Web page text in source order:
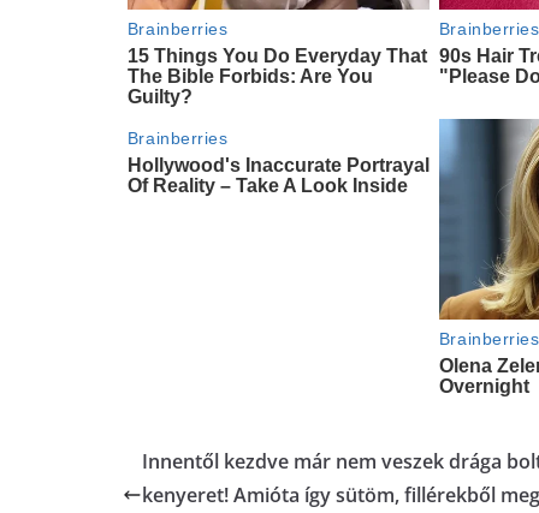
Innentől kezdve már nem veszek drága
kenyeret! Amióta így sütöm, fillérekből